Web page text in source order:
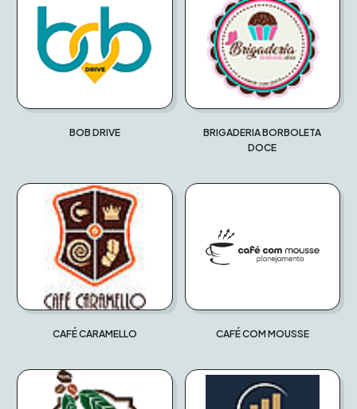
BOB DRIVE
BRIGADERIA BORBOLETA
DOCE
CAFÉ CARAMELLO CAFÉ COM MOUSSE